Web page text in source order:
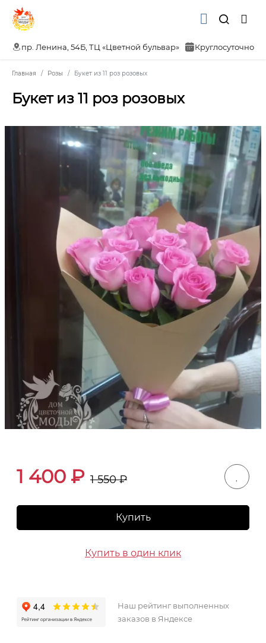
пр. Ленина, 54Б, ТЦ «Цветной бульвар» Круглосуточно
Главная Розы Букет из 11 роз розовых
Букет из 11 роз розовых
1 400 ₽ 1 550₽
Купить
Купить в один клик
Наш рейтинг выполненных
заказов в Яндексе